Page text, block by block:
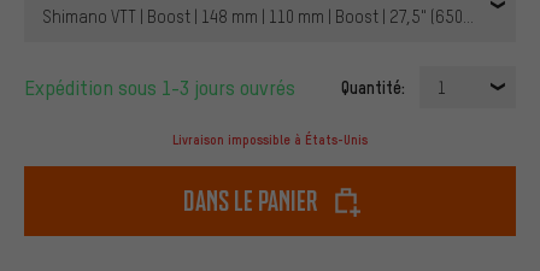
Shimano VTT | Boost | 148 mm | 110 mm | Boost | 27,5" (650B) | 110
Expédition sous 1-3 jours ouvrés Quantité: 1
Livraison impossible à États-Unis
dans le panier